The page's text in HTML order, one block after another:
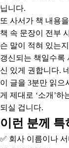
닙니다.
또 사서가 책 내용
책 속 문장이 전부
슨 말이 적혀 있는
갱신되는 책일수록
신 있게 권합니다.
이 글을 3분만 읽으
게 제대로 ‘소개’하
되실 겁니다.
이런 분께
✅ 회사 이름이나